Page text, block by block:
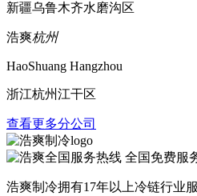
新疆乌鲁木齐水磨沟区
浩爽杭州
HaoShuang Hangzhou
浙江杭州江干区
查看更多分公司
全国免费服
浩爽制冷拥有17年以上冷链行业